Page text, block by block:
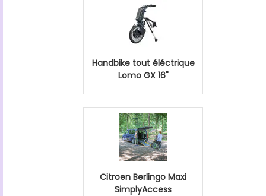
Handbike tout éléctrique
Lomo GX 16"
Citroen Berlingo Maxi
SimplyAccess